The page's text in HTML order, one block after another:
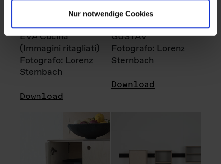
Nur notwendige Cookies
EVA Cucina
(Immagini ritagliati)
Fotografo: Lorenz
Sternbach
Download
GUSTAV
Fotografo: Lorenz
Sternbach
Download